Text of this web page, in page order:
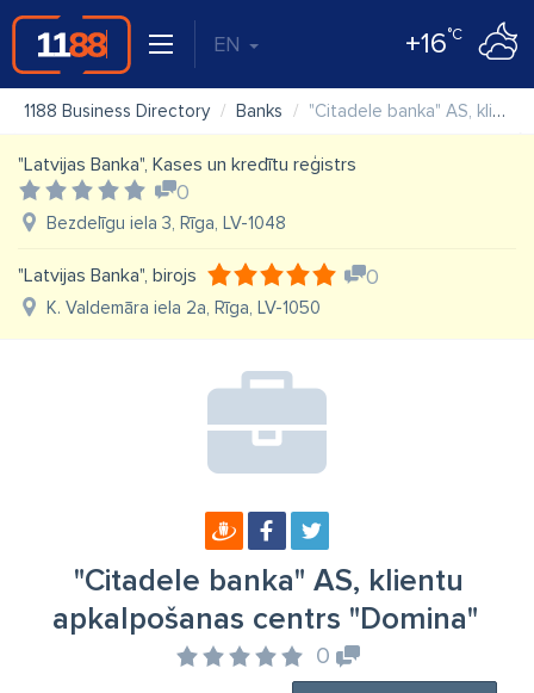
EN +16°C
1188 Business Directory Banks "Citadele banka" AS, klientu apkalpošanas centrs "Domina"
"Latvijas Banka", Kases un kredītu reģistrs
0
Bezdelīgu iela 3, Rīga, LV-1048
"Latvijas Banka", birojs 0
K. Valdemāra iela 2a, Rīga, LV-1050
"Citadele banka" AS, klientu
apkalpošanas centrs "Domina"
0